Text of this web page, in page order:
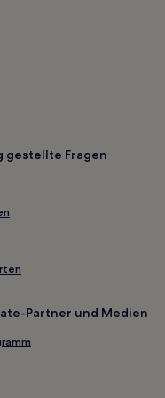
Heights
Pond Park
Frühstück in Dubai
in Dubai
in Dubai
City
City
Healthcare City
in Dubai Healthcare
2
gestellte Fragen
Partner und Medien